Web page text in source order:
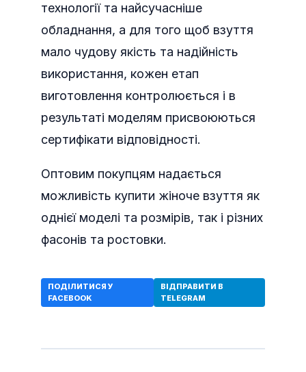
технології та найсучасніше
обладнання, а для того щоб взуття
мало чудову якість та надійність
використання, кожен етап
виготовлення контролюється і в
результаті моделям присвоюються
сертифікати відповідності.
Оптовим покупцям надається
можливість купити жіноче взуття як
однієї моделі та розмірів, так і різних
фасонів та ростовки.
ПОДІЛИТИСЯ У
FACEBOOK
ВІДПРАВИТИ В
TELEGRAM